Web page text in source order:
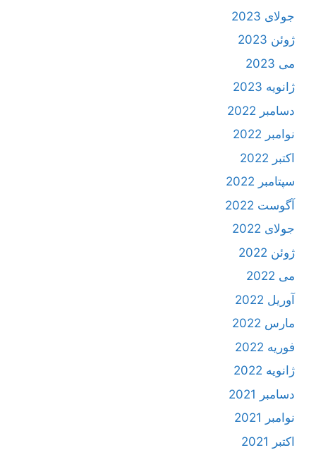
جولای 2023
ژوئن 2023
می 2023
ژانویه 2023
دسامبر 2022
نوامبر 2022
اکتبر 2022
سپتامبر 2022
آگوست 2022
جولای 2022
ژوئن 2022
می 2022
آوریل 2022
مارس 2022
فوریه 2022
ژانویه 2022
دسامبر 2021
نوامبر 2021
اکتبر 2021